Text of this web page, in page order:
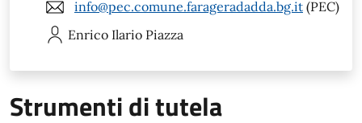
info@pec.comune.farageradadda.bg.it (PEC)
Enrico Ilario Piazza
Strumenti di tutela